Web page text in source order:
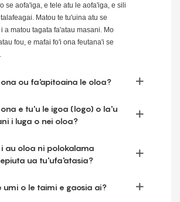
se aofa'iga, e tele atu le aofa'iga, e sili
Matou te tu'uina atu se
a matou tagata fa'atau masani. Mo
fou, e mafai fo'i ona feutana'i se
ona ou fa'apitoaina le oloa?
ona e tu'u le igoa (logo) o la'u
i luga o nei oloa?
au oloa ni polokalama
ua tu'ufa'atasia?
umi o le taimi e gaosia ai?